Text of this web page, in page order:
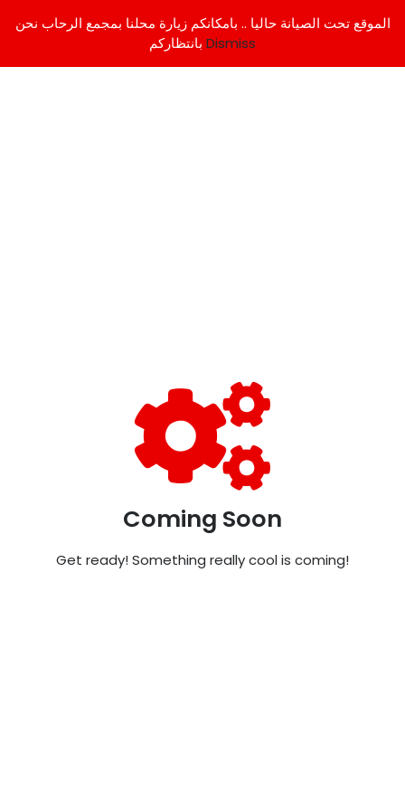
الموقع تحت الصيانة حاليا .. بامكانكم زيارة محلنا بمجمع الرحاب نحن
Dismiss
Coming Soon
Get ready! Something really cool is coming!